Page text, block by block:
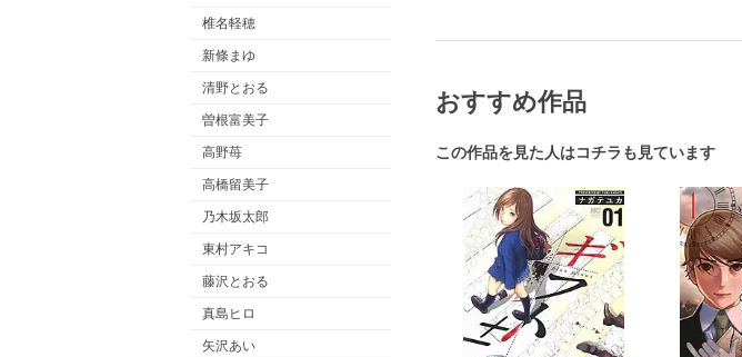
椎名軽穂
新條まゆ
清野とおる
曽根富美子
高野苺
高橋留美子
乃木坂太郎
東村アキコ
藤沢とおる
真島ヒロ
矢沢あい
おすすめ作品
この作品を見た人はコチラも見ています